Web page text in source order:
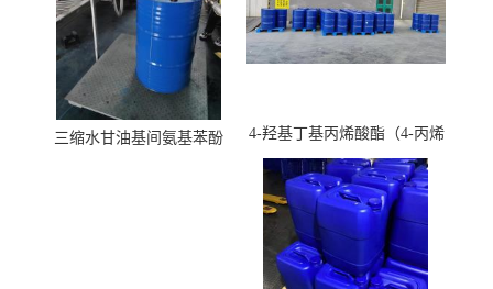
三缩水甘油基间氨基苯酚
4-羟基丁基丙烯酸酯（4-丙烯
酸羟丁酯）